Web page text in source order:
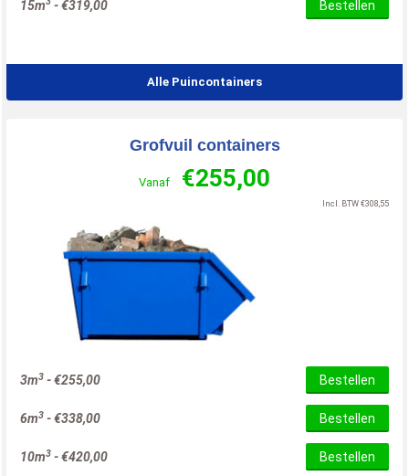
15m -€319,00 Bestellen
Alle Puincontainers
Grofvuil containers
Vanaf €255,00
Incl. BTW €308,55
3m3 -€255,00 Bestellen
6m3 -€338,00 Bestellen
10m3 -€420,00 Bestellen